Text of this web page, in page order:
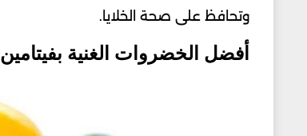
وتحافظ على صحة الخلايا.
أفضل الخضروات الغنية بفيتامين C